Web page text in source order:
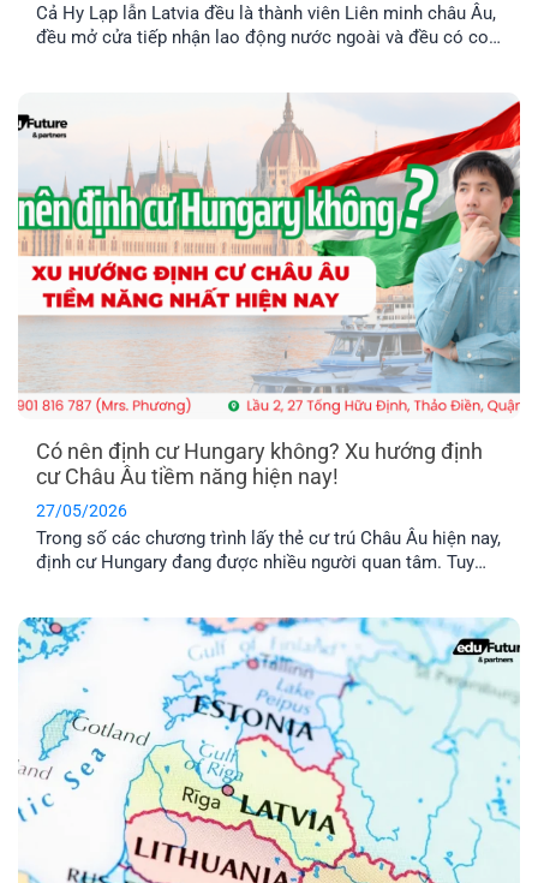
Cả Hy Lạp lẫn Latvia đều là thành viên Liên minh châu Âu,
đều mở cửa tiếp nhận lao động nước ngoài và đều có con
Có nên định cư Hungary không? Xu hướng định
cư Châu Âu tiềm năng hiện nay!
27/05/2026
Trong số các chương trình lấy thẻ cư trú Châu Âu hiện nay,
định cư Hungary đang được nhiều người quan tâm. Tuy
hiểu qua bài viết dưới đây nhé!